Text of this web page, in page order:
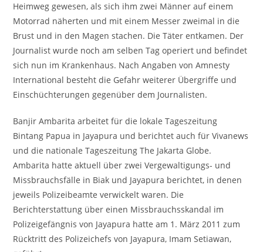
Heimweg gewesen, als sich ihm zwei Männer auf einem
Motorrad näherten und mit einem Messer zweimal in die
Brust und in den Magen stachen. Die Täter entkamen. Der
Journalist wurde noch am selben Tag operiert und befindet
sich nun im Krankenhaus. Nach Angaben von Amnesty
International besteht die Gefahr weiterer Übergriffe und
Einschüchterungen gegenüber dem Journalisten.
Banjir Ambarita arbeitet für die lokale Tageszeitung
Bintang Papua in Jayapura und berichtet auch für Vivanews
und die nationale Tageszeitung The Jakarta Globe.
Ambarita hatte aktuell über zwei Vergewaltigungs- und
Missbrauchsfälle in Biak und Jayapura berichtet, in denen
jeweils Polizeibeamte verwickelt waren. Die
Berichterstattung über einen Missbrauchsskandal im
Polizeigefängnis von Jayapura hatte am 1. März 2011 zum
Rücktritt des Polizeichefs von Jayapura, Imam Setiawan,